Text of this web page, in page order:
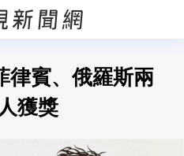
律賓、俄羅斯兩
獲獎